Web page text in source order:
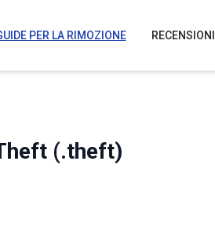
PER LA RIMOZIONE RECENSIONI
(.theft)